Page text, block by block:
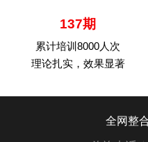
137期
累计培训8000人次
理论扎实，效果显著
全网整